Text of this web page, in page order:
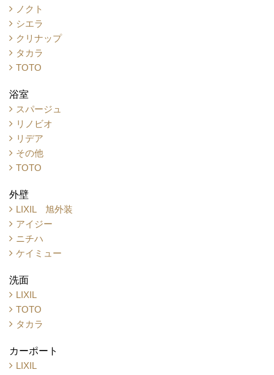
ノクト
シエラ
クリナップ
タカラ
TOTO
浴室
スパージュ
リノビオ
リデア
その他
TOTO
外壁
LIXIL 旭外装
アイジー
ニチハ
ケイミュー
洗面
LIXIL
TOTO
タカラ
カーポート
LIXIL